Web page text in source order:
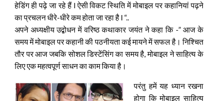
हेडिंग ही पढ़े जा रहे हैं l ऐसी विकट स्थिति में मोबाइल पर कहानियां पढ़ने
का प्रचलन धीरे-धीरे कम होता जा रहा है l “..
अपने अध्यक्षीय उद्बोधन में वरिष्ठ कथाकार जयंत ने कहा कि -” आज के
समय में मोबाइल पर कहानी की पठनीयता कई मायने में सफल है। निश्चित
तौर पर आज जबकि सोशल डिस्टेंसिंग का समय है, मोबाइल ने साहित्य के
लिए एक महत्वपूर्ण साधन का काम किया है।
परंतु हमें यह ध्यान रखना
होगा कि मोबाइल साहित्य